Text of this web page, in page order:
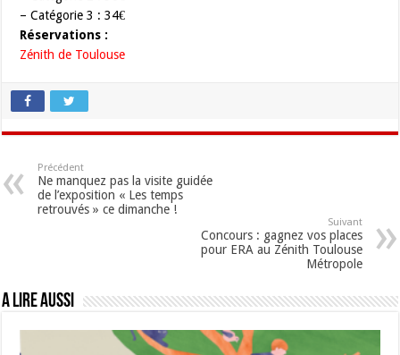
– Catégorie 3 : 34€
Réservations :
Zénith de Toulouse
Précédent
Ne manquez pas la visite guidée
de l’exposition « Les temps
retrouvés » ce dimanche !
Suivant
Concours : gagnez vos places
pour ERA au Zénith Toulouse
Métropole
A lire aussi